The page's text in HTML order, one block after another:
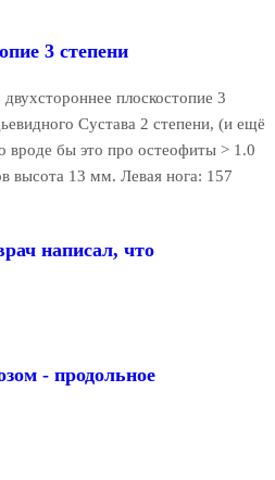
3 степени
плоскостопие 3
Сустава 2 степени, (и ещё
вроде бы это про остеофиты > 1.0
высота 13 мм. Левая нога: 157
написал, что
- продольное